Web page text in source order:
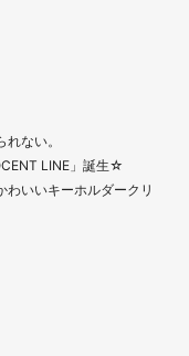
ない。
LINE」誕生☆
いいキーホルダークリ